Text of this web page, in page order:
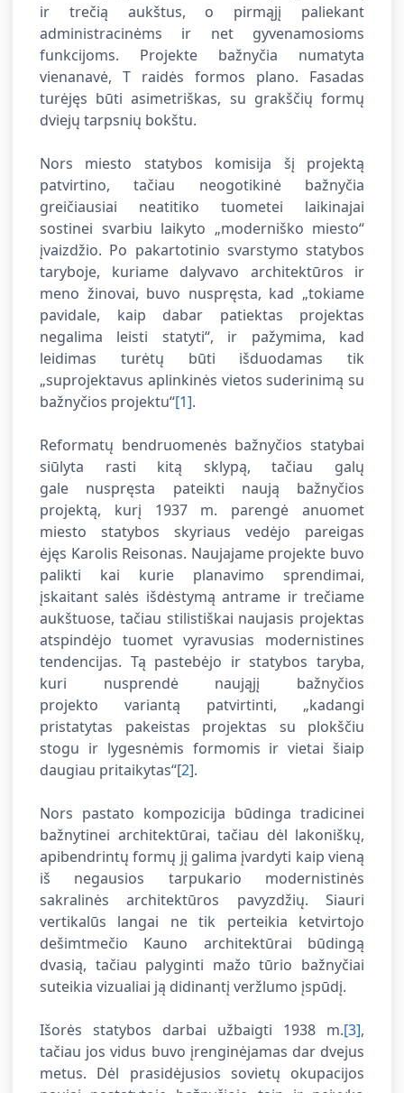
ir trečią aukštus, o pirmąjį paliekant
administracinėms ir net gyvenamosioms
funkcijoms. Projekte bažnyčia numatyta
vienanavė, T raidės formos plano. Fasadas
turėjęs būti asimetriškas, su grakščių formų
dviejų tarpsnių bokštu.
Nors miesto statybos komisija šį projektą
patvirtino, tačiau neogotikinė bažnyčia
greičiausiai neatitiko tuometei laikinajai
sostinei svarbiu laikyto „moderniško miesto“
įvaizdžio. Po pakartotinio svarstymo statybos
taryboje, kuriame dalyvavo architektūros ir
meno žinovai, buvo nuspręsta, kad „tokiame
pavidale, kaip dabar patiektas projektas
negalima leisti statyti“, ir pažymima, kad
leidimas turėtų būti išduodamas tik
„suprojektavus aplinkinės vietos suderinimą su
bažnyčios projektu“[1].
Reformatų bendruomenės bažnyčios statybai
siūlyta rasti kitą sklypą, tačiau galų
gale nuspręsta pateikti naują bažnyčios
projektą, kurį 1937 m. parengė anuomet
miesto statybos skyriaus vedėjo pareigas
ėjęs Karolis Reisonas. Naujajame projekte buvo
palikti kai kurie planavimo sprendimai,
įskaitant salės išdėstymą antrame ir trečiame
aukštuose, tačiau stilistiškai naujasis projektas
atspindėjo tuomet vyravusias modernistines
tendencijas. Tą pastebėjo ir statybos taryba,
kuri nusprendė naująjį bažnyčios
projekto variantą patvirtinti, „kadangi
pristatytas pakeistas projektas su plokščiu
stogu ir lygesnėmis formomis ir vietai šiaip
daugiau pritaikytas“[2].
Nors pastato kompozicija būdinga tradicinei
bažnytinei architektūrai, tačiau dėl lakoniškų,
apibendrintų formų jį galima įvardyti kaip vieną
iš negausios tarpukario modernistinės
sakralinės architektūros pavyzdžių. Siauri
vertikalūs langai ne tik perteikia ketvirtojo
dešimtmečio Kauno architektūrai būdingą
dvasią, tačiau palyginti mažo tūrio bažnyčiai
suteikia vizualiai ją didinantį veržlumo įspūdį.
Išorės statybos darbai užbaigti 1938 m.[3],
tačiau jos vidus buvo įrenginėjamas dar dvejus
metus. Dėl prasidėjusios sovietų okupacijos